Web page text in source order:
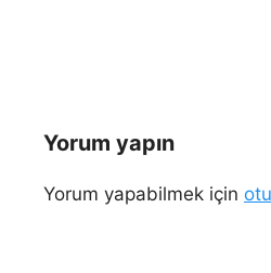
Yorum yapın
Yorum yapabilmek için